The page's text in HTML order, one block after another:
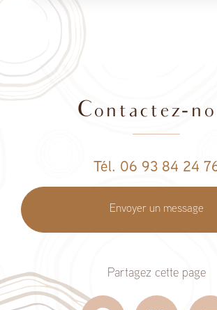
Contactez-
Tél. 06 93 84 24
Envoyer un message
Partagez cette page
Facebook